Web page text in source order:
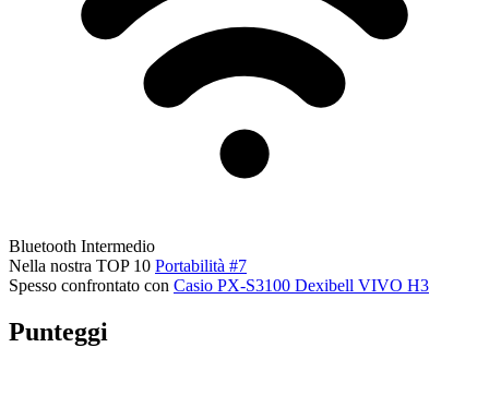
Bluetooth Intermedio
Nella nostra TOP 10 Portabilità #7
Spesso confrontato con Casio PX-S3100 Dexibell VIVO H3
Punteggi